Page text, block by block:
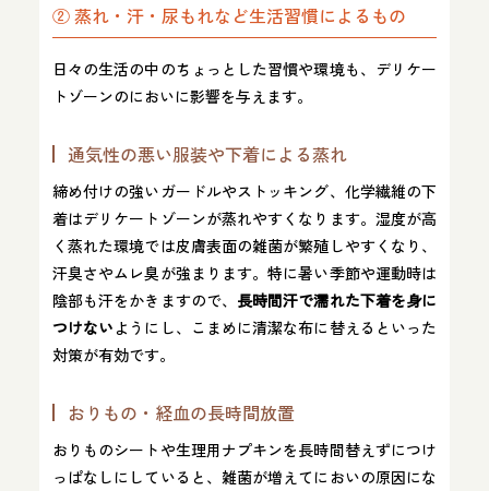
② 蒸れ・汗・尿もれなど生活習慣によるもの
日々の生活の中のちょっとした習慣や環境も、デリケー
トゾーンのにおいに影響を与えます。
通気性の悪い服装や下着による蒸れ
締め付けの強いガードルやストッキング、化学繊維の下
着はデリケートゾーンが蒸れやすくなります。湿度が高
く蒸れた環境では皮膚表面の雑菌が繁殖しやすくなり、
汗臭さやムレ臭が強まります。特に暑い季節や運動時は
陰部も汗をかきますので、 長時間汗で濡れた下着を身に
つけない ようにし、こまめに清潔な布に替えるといった
対策が有効です。
おりもの・経血の長時間放置
おりものシートや生理用ナプキンを長時間替えずにつけ
っぱなしにしていると、雑菌が増えてにおいの原因にな